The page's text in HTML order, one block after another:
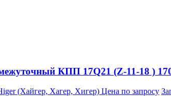
КПП 17Q21 (Z-11-18 )
(Хайгер, Хагер, Хигер) Цена по запросу